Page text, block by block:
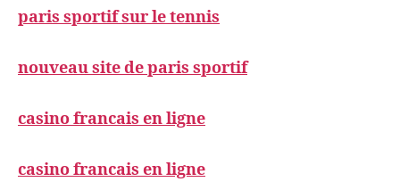
paris sportif sur le tennis
nouveau site de paris sportif
casino francais en ligne
casino francais en ligne